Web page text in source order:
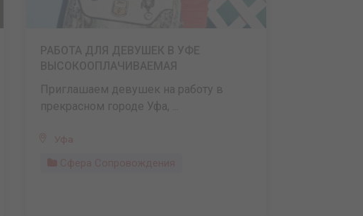
Приглашаем девушек на работу в
прекрасном городе Уфа, ...
Уфа
Сфера Сопровождения